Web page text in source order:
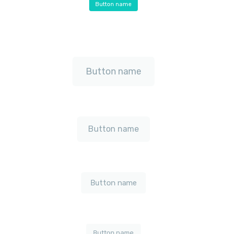
Button name
Button name
Button name
Button name
Button name